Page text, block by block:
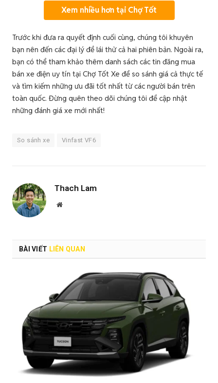
Xem nhiều hơn tại Chợ Tốt
Trước khi đưa ra quyết định cuối cùng, chúng tôi khuyên
bạn nên đến các đại lý để lái thử cả hai phiên bản. Ngoài ra,
bạn có thể tham khảo thêm danh sách các tin đăng mua
bán xe điện uy tín tại Chợ Tốt Xe để so sánh giá cả thực tế
và tìm kiếm những ưu đãi tốt nhất từ các người bán trên
toàn quốc. Đừng quên theo dõi chúng tôi để cập nhật
những đánh giá xe mới nhất!
So sánh xe Vinfast VF6
Thach Lam
Website
BÀI VIẾT LIÊN QUAN